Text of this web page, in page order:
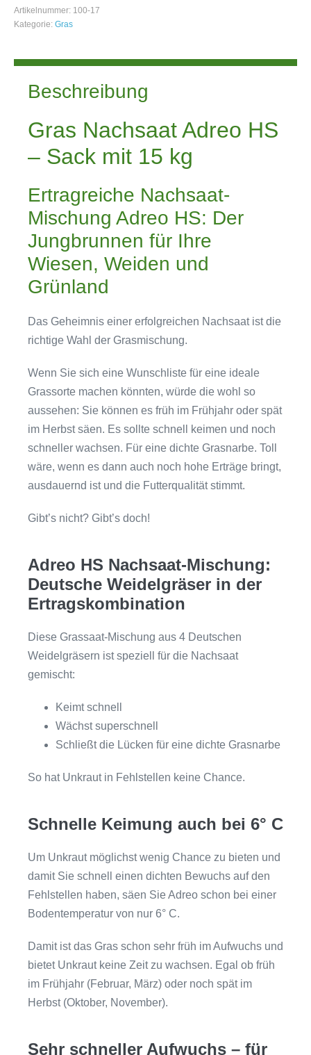
Artikelnummer: 100-17
Kategorie: Gras
Beschreibung
Gras Nachsaat Adreo HS
– Sack mit 15 kg
Ertragreiche Nachsaat-
Mischung Adreo HS: Der
Jungbrunnen für Ihre
Wiesen, Weiden und
Grünland
Das Geheimnis einer erfolgreichen Nachsaat ist die
richtige Wahl der Grasmischung.
Wenn Sie sich eine Wunschliste für eine ideale
Grassorte machen könnten, würde die wohl so
aussehen: Sie können es früh im Frühjahr oder spät
im Herbst säen. Es sollte schnell keimen und noch
schneller wachsen. Für eine dichte Grasnarbe. Toll
wäre, wenn es dann auch noch hohe Erträge bringt,
ausdauernd ist und die Futterqualität stimmt.
Gibt’s nicht? Gibt’s doch!
Adreo HS Nachsaat-Mischung:
Deutsche Weidelgräser in der
Ertragskombination
Diese Grassaat-Mischung aus 4 Deutschen
Weidelgräsern ist speziell für die Nachsaat
gemischt:
Keimt schnell
Wächst superschnell
Schließt die Lücken für eine dichte Grasnarbe
So hat Unkraut in Fehlstellen keine Chance.
Schnelle Keimung auch bei 6° C
Um Unkraut möglichst wenig Chance zu bieten und
damit Sie schnell einen dichten Bewuchs auf den
Fehlstellen haben, säen Sie Adreo schon bei einer
Bodentemperatur von nur 6° C.
Damit ist das Gras schon sehr früh im Aufwuchs und
bietet Unkraut keine Zeit zu wachsen. Egal ob früh
im Frühjahr (Februar, März) oder noch spät im
Herbst (Oktober, November).
Sehr schneller Aufwuchs – für